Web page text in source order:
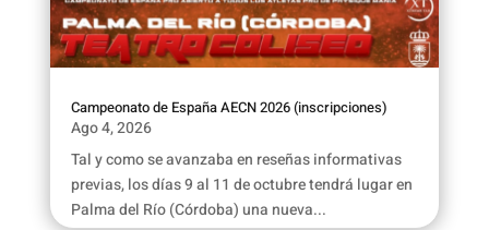
Campeonato de España AECN 2026 (inscripciones)
Ago 4, 2026
Tal y como se avanzaba en reseñas informativas
previas, los días 9 al 11 de octubre tendrá lugar en
Palma del Río (Córdoba) una nueva...